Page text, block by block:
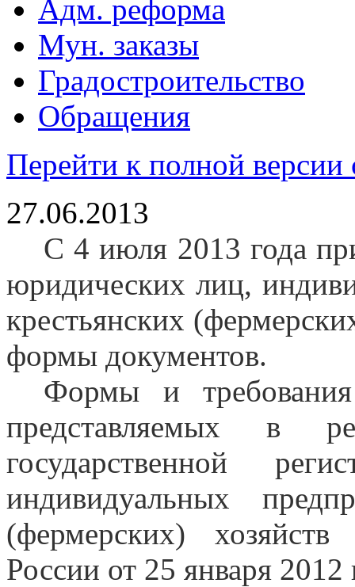
Адм. реформа
Мун. заказы
Градостроительство
Обращения
Перейти к полной версии
27.06.2013
С 4 июля 2013 года
юридических лиц,
крестьянских
формы документов.
Формы и
представляемых в
государственной
индивидуальных
(фермерских)
России от 25 января